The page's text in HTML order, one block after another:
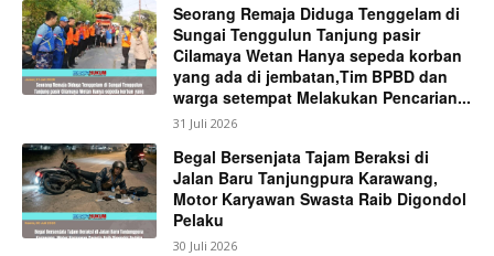
Seorang Remaja Diduga Tenggelam di
Sungai Tenggulun Tanjung pasir
Cilamaya Wetan Hanya sepeda korban
yang ada di jembatan,Tim BPBD dan
warga setempat Melakukan Pencarian...
31 Juli 2026
Begal Bersenjata Tajam Beraksi di
Jalan Baru Tanjungpura Karawang,
Motor Karyawan Swasta Raib Digondol
Pelaku
30 Juli 2026